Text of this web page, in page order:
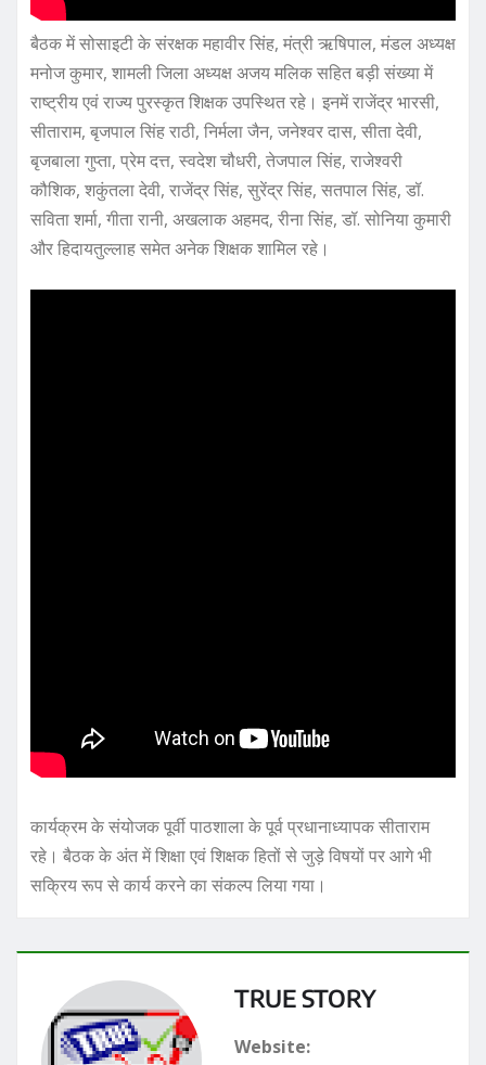
बैठक में सोसाइटी के संरक्षक महावीर सिंह, मंत्री ऋषिपाल, मंडल अध्यक्ष
मनोज कुमार, शामली जिला अध्यक्ष अजय मलिक सहित बड़ी संख्या में
राष्ट्रीय एवं राज्य पुरस्कृत शिक्षक उपस्थित रहे। इनमें राजेंद्र भारसी,
सीताराम, बृजपाल सिंह राठी, निर्मला जैन, जनेश्वर दास, सीता देवी,
बृजबाला गुप्ता, प्रेम दत्त, स्वदेश चौधरी, तेजपाल सिंह, राजेश्वरी
कौशिक, शकुंतला देवी, राजेंद्र सिंह, सुरेंद्र सिंह, सतपाल सिंह, डॉ.
सविता शर्मा, गीता रानी, अखलाक अहमद, रीना सिंह, डॉ. सोनिया कुमारी
और हिदायतुल्लाह समेत अनेक शिक्षक शामिल रहे।
कार्यक्रम के संयोजक पूर्वी पाठशाला के पूर्व प्रधानाध्यापक सीताराम
रहे। बैठक के अंत में शिक्षा एवं शिक्षक हितों से जुड़े विषयों पर आगे भी
सक्रिय रूप से कार्य करने का संकल्प लिया गया।
TRUE STORY
Website: